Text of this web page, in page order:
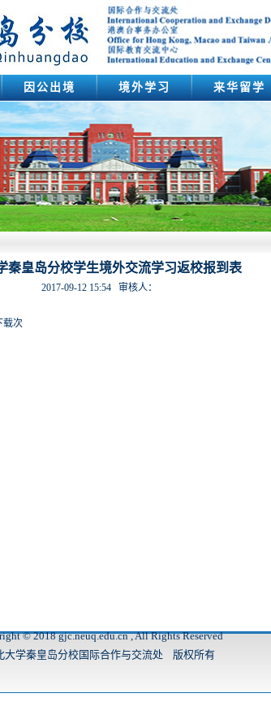
因公出境 境外学习 来华留学
秦皇岛分校学生境外交流学习返校报到表
2017-09-12 15:54
审核人：
载次
© 2018 gjc.neuq.edu.cn , All Rights Reserved
大学秦皇岛分校国际合作与交流处 版权所有